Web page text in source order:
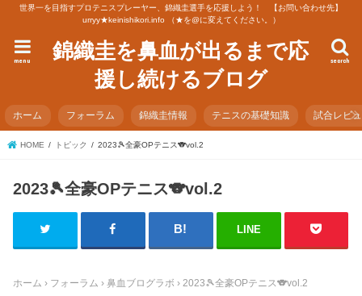
世界一を目指すプロテニスプレーヤー、錦織圭選手を応援しよう！ 【お問い合わせ先】
urryy★keinishikori.info （★を@に変えてください。）
錦織圭を鼻血が出るまで応
援し続けるブログ
search
menu
ホーム フォーラム 錦織圭情報 テニスの基礎知識 試合レビ
HOME トピック 2023🎾全豪OPテニス🐨vol.2
2023🎾全豪OPテニス🐨vol.2
LINE
ホーム › フォーラム › 鼻血ブログラボ › 2023🎾全豪OPテニス🐨vol.2